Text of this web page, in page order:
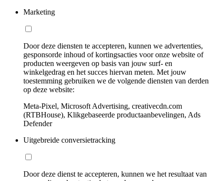
Marketing
Door deze diensten te accepteren, kunnen we advertenties,
gesponsorde inhoud of kortingsacties voor onze website of
producten weergeven op basis van jouw surf- en
winkelgedrag en het succes hiervan meten. Met jouw
toestemming gebruiken we de volgende diensten van derden
op deze website:
Meta-Pixel, Microsoft Advertising, creativecdn.com
(RTBHouse), Klikgebaseerde productaanbevelingen, Ads
Defender
Uitgebreide conversietracking
Door deze dienst te accepteren, kunnen we het resultaat van